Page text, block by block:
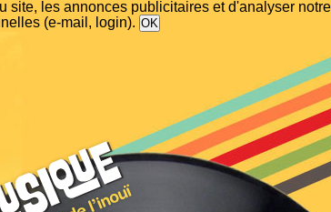
site, les annonces publicitaires et d'analyser
(e-mail, login).